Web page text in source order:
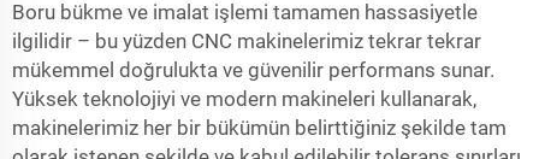
Boru bükme ve imalat işlemi tamamen hassasiyetle
ilgilidir – bu yüzden CNC makinelerimiz tekrar tekrar
mükemmel doğrulukta ve güvenilir performans sunar.
Yüksek teknolojiyi ve modern makineleri kullanarak,
makinelerimiz her bir bükümün belirttiğiniz şekilde tam